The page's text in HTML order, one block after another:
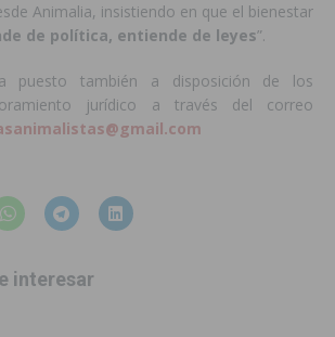
Animalia, insistiendo en que el bienestar
de política, entiende de leyes”.
puesto también a disposición de los
jurídico a través del correo
interesar